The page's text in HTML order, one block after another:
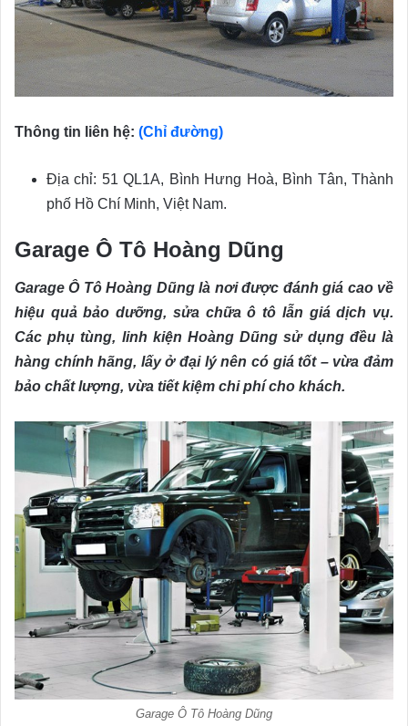
Thông tin liên hệ: (Chỉ đường)
Địa chỉ: 51 QL1A, Bình Hưng Hoà, Bình Tân, Thành
phố Hồ Chí Minh, Việt Nam.
Garage Ô Tô Hoàng Dũng
Garage Ô Tô Hoàng Dũng là nơi được đánh giá cao về
hiệu quả bảo dưỡng, sửa chữa ô tô lẫn giá dịch vụ.
Các phụ tùng, linh kiện Hoàng Dũng sử dụng đều là
hàng chính hãng, lấy ở đại lý nên có giá tốt – vừa đảm
bảo chất lượng, vừa tiết kiệm chi phí cho khách.
Garage Ô Tô Hoàng Dũng